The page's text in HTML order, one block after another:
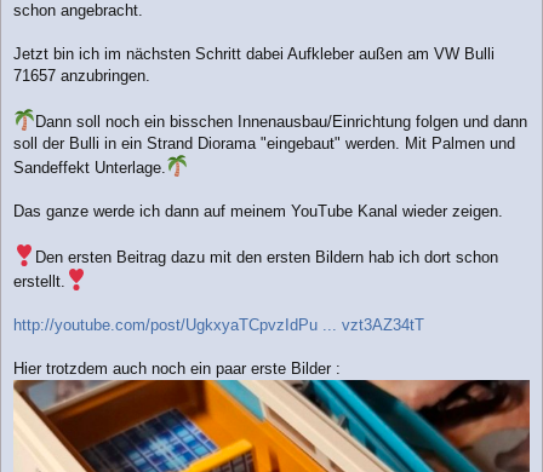
schon angebracht.
Jetzt bin ich im nächsten Schritt dabei Aufkleber außen am VW Bulli
71657 anzubringen.
Dann soll noch ein bisschen Innenausbau/Einrichtung folgen und dann
soll der Bulli in ein Strand Diorama "eingebaut" werden. Mit Palmen und
Sandeffekt Unterlage.
Das ganze werde ich dann auf meinem YouTube Kanal wieder zeigen.
Den ersten Beitrag dazu mit den ersten Bildern hab ich dort schon
erstellt.
http://youtube.com/post/UgkxyaTCpvzIdPu ... vzt3AZ34tT
Hier trotzdem auch noch ein paar erste Bilder :